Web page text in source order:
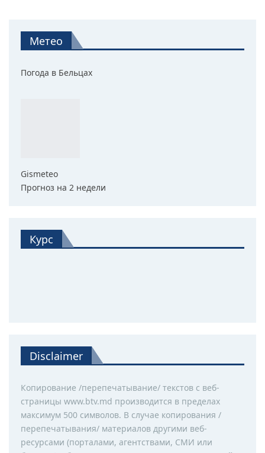
Метео
Погода в Бельцах
Gismeteo
Прогноз на 2 недели
Курс
Disclaimer
Копирование /перепечатывание/ текстов с веб-
страницы www.btv.md производится в пределах
максимум 500 символов. В случае копирования /
перепечатывания/ материалов другими веб-
ресурсами (порталами, агентствами, СМИ или